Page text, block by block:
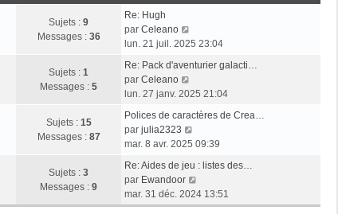
g
r
e
s
s
a
g
m
s
s
e
r
n
e
m
s
s
g
e
Sujets : 9
Messages : 36
Re: Hugh
par Celeano
o
r
e
d
e
r
i
e
r
lun. 21 juil. 2025 23:04
Sujets : 1
Messages : 5
Re: Pack d'aventurier galacti…
par Celeano
o
r
l
e
d
e
r
n
lun. 27 janv. 2025 21:04
Sujets : 15
Messages : 87
Polices de caractères de Crea…
par julia2323
o
r
l
e
mar. 8 avr. 2025 09:39
Sujets : 3
Messages : 9
Re: Aides de jeu : listes des…
par Ewandoor
o
i
mar. 31 déc. 2024 13:51